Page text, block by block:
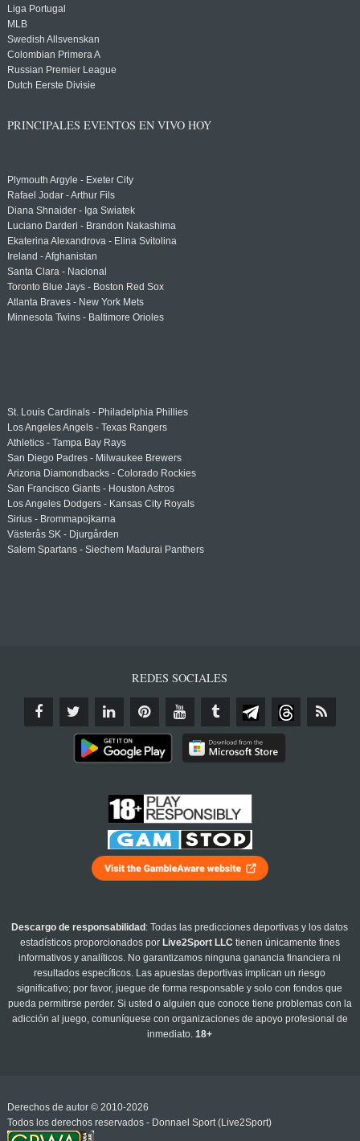
Liga Portugal
MLB
Swedish Allsvenskan
Colombian Primera A
Russian Premier League
Dutch Eerste Divisie
PRINCIPALES EVENTOS EN VIVO HOY
Plymouth Argyle - Exeter City
Rafael Jodar - Arthur Fils
Diana Shnaider - Iga Swiatek
Luciano Darderi - Brandon Nakashima
Ekaterina Alexandrova - Elina Svitolina
Ireland - Afghanistan
Santa Clara - Nacional
Toronto Blue Jays - Boston Red Sox
Atlanta Braves - New York Mets
Minnesota Twins - Baltimore Orioles
St. Louis Cardinals - Philadelphia Phillies
Los Angeles Angels - Texas Rangers
Athletics - Tampa Bay Rays
San Diego Padres - Milwaukee Brewers
Arizona Diamondbacks - Colorado Rockies
San Francisco Giants - Houston Astros
Los Angeles Dodgers - Kansas City Royals
Sirius - Brommapojkarna
Västerås SK - Djurgården
Salem Spartans - Siechem Madurai Panthers
REDES SOCIALES
Descargo de responsabilidad : Todas las predicciones deportivas y los datos
estadísticos proporcionados por Live2Sport LLC tienen únicamente fines
informativos y analíticos. No garantizamos ninguna ganancia financiera ni
resultados específicos. Las apuestas deportivas implican un riesgo
significativo; por favor, juegue de forma responsable y solo con fondos que
pueda permitirse perder. Si usted o alguien que conoce tiene problemas con la
adicción al juego, comuníquese con organizaciones de apoyo profesional de
inmediato.18+
Derechos de autor © 2010-2026
Todos los derechos reservados - Donnael Sport (Live2Sport)